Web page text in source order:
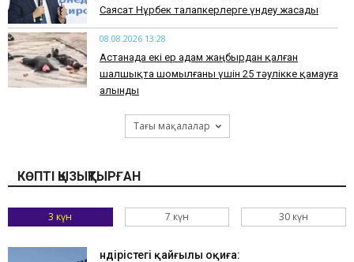
Саясат Нұрбек талапкерлерге үндеу жасады
08.08.2026 13:28
Астанада екі ер адам жаңбырдан қалған
шалшықта шомылғаны үшін 25 тәулікке қамауға
алынды
Тағы мақалалар
КӨПТІ ҚЫЗЫҚТЫРҒАН
3 күн 7 күн 30 күн
Өндірістегі қайғылы оқиға: